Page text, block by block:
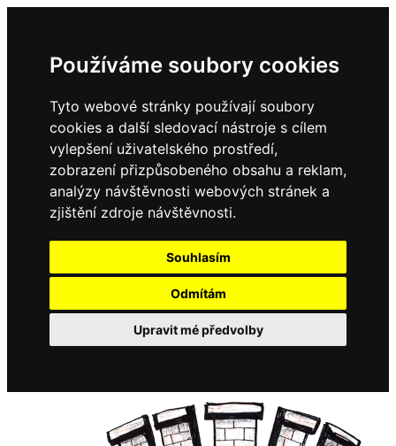
Používáme soubory cookies
Tyto webové stránky používají soubory
cookies a další sledovací nástroje s cílem
vylepšení uživatelského prostředí,
zobrazení přizpůsobeného obsahu a reklam,
analýzy návštěvnosti webových stránek a
zjištění zdroje návštěvnosti.
Souhlasím
Odmítám
Upravit mé předvolby